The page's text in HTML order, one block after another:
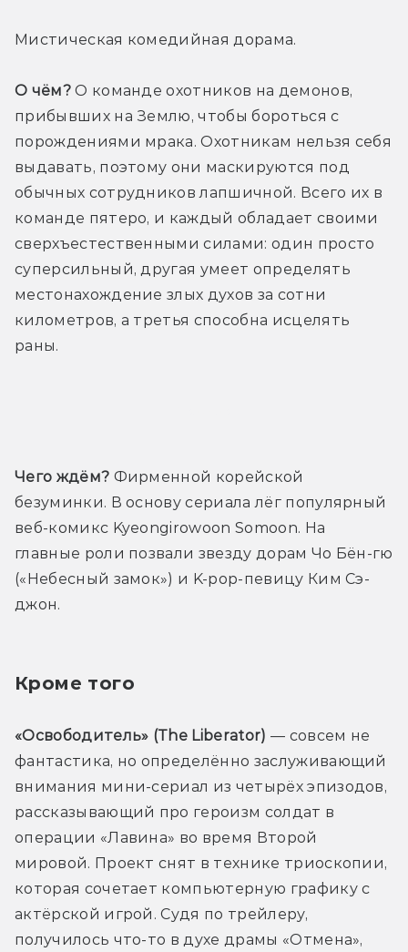
Мистическая комедийная дорама.
О чём? О команде охотников на демонов,
прибывших на Землю, чтобы бороться с
порождениями мрака. Охотникам нельзя себя
выдавать, поэтому они маскируются под
обычных сотрудников лапшичной. Всего их в
команде пятеро, и каждый обладает своими
сверхъестественными силами: один просто
суперсильный, другая умеет определять
местонахождение злых духов за сотни
километров, а третья способна исцелять
раны.
Чего ждём? Фирменной корейской
безуминки. В основу сериала лёг популярный
веб-комикс Kyeongirowoon Somoon. На
главные роли позвали звезду дорам Чо Бён-гю
(«Небесный замок») и K-pop-певицу Ким Сэ-
джон.
Кроме того
«Освободитель» (The Liberator) — совсем не
фантастика, но определённо заслуживающий
внимания мини-сериал из четырёх эпизодов,
рассказывающий про героизм солдат в
операции «Лавина» во время Второй
мировой. Проект снят в технике триоскопии,
которая сочетает компьютерную графику с
актёрской игрой. Судя по трейлеру,
получилось что-то в духе драмы «Отмена»,